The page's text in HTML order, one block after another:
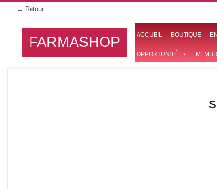
← Retour
FARMASHOP ACCUEIL BOUTIQUE
OPPORTUNITÉ